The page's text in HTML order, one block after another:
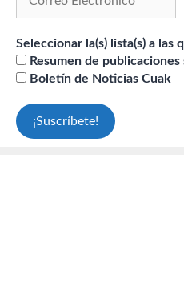
Seleccionar la(s) lista(s) a las
Resumen de
Boletín de Noticias Cuak